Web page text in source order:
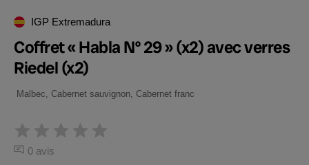
IGP Extremadura
Coffret « Habla Nº 29 » (x2) avec verres
Riedel (x2)
Malbec, Cabernet sauvignon, Cabernet franc
0 avis